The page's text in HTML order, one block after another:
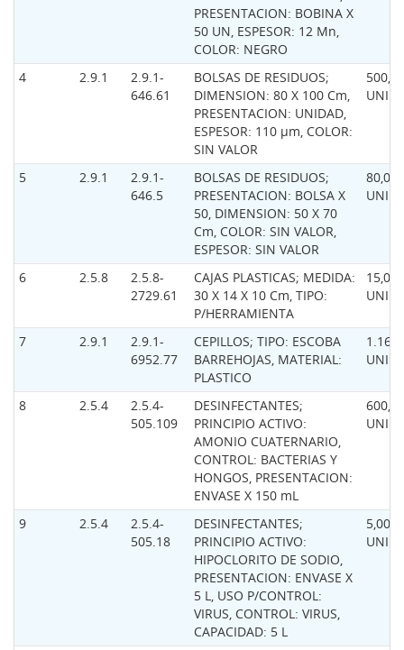
PRESENTACION: BOBINA X
50 UN, ESPESOR: 12 Mn,
COLOR: NEGRO
4 2.9.1
2.9.1-
646.61
BOLSAS DE RESIDUOS;
DIMENSION: 80 X 100 Cm,
PRESENTACION: UNIDAD,
ESPESOR: 110 µm, COLOR:
SIN VALOR
500,00
5 2.9.1
2.9.1-
646.5
BOLSAS DE RESIDUOS;
PRESENTACION: BOLSA X
50, DIMENSION: 50 X 70
Cm, COLOR: SIN VALOR,
ESPESOR: SIN VALOR
80,00
6 2.5.8
2.5.8-
2729.61
CAJAS PLASTICAS; MEDIDA:
30 X 14 X 10 Cm, TIPO:
P/HERRAMIENTA
15,00
7 2.9.1
2.9.1-
6952.77
CEPILLOS; TIPO: ESCOBA
BARREHOJAS, MATERIAL:
PLASTICO
8 2.5.4
2.5.4-
505.109
DESINFECTANTES;
PRINCIPIO ACTIVO:
AMONIO CUATERNARIO,
CONTROL: BACTERIAS Y
HONGOS, PRESENTACION:
ENVASE X 150 mL
600,00
9 2.5.4
2.5.4-
505.18
DESINFECTANTES;
PRINCIPIO ACTIVO:
HIPOCLORITO DE SODIO,
PRESENTACION: ENVASE X
5 L, USO P/CONTROL:
VIRUS, CONTROL: VIRUS,
CAPACIDAD: 5 L
5,00